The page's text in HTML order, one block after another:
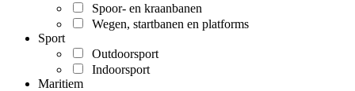
Spoor- en kraanbanen
Wegen, startbanen en platforms
Sport
Outdoorsport
Indoorsport
Maritiem